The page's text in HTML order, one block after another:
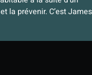
la prévenir. C’est James